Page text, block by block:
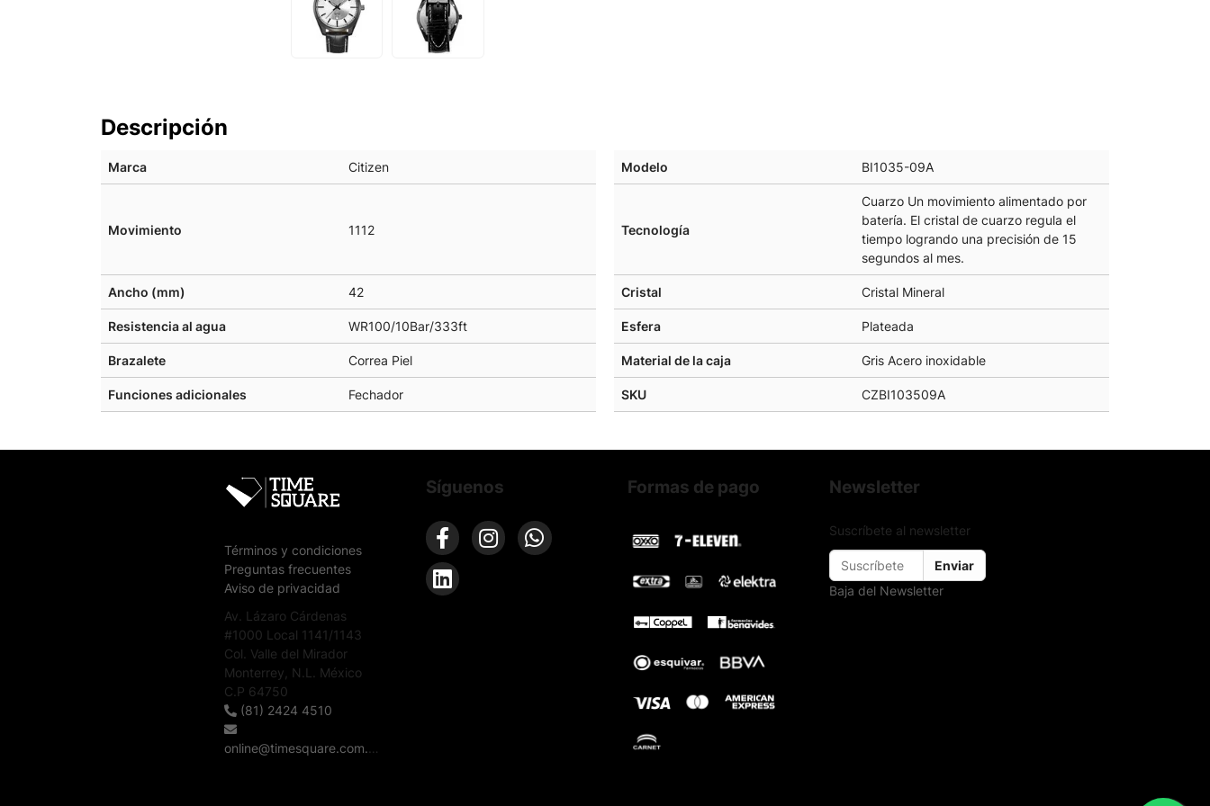
Descripción
Marca Citizen Modelo BI1035-09A
Movimiento 1112 Tecnología
Cuarzo Un movimiento alimentado por
batería. El cristal de cuarzo regula el
tiempo logrando una precisión de 15
segundos al mes.
Ancho (mm) 42 Cristal Cristal Mineral
Resistencia al agua WR100/10Bar/333ft Esfera Plateada
Brazalete Correa Piel Material de la caja Gris Acero inoxidable
Funciones adicionales Fechador SKU CZBI103509A
Términos y condiciones
Preguntas frecuentes
Aviso de privacidad
Av. Lázaro Cárdenas
#1000 Local 1141/1143
Col. Valle del Mirador
Monterrey, N.L. México
C.P 64750
(81) 2424 4510
online@timesquare.com.mx
Síguenos Formas de pago Newsletter
Suscríbete al newsletter
Enviar
Baja del Newsletter